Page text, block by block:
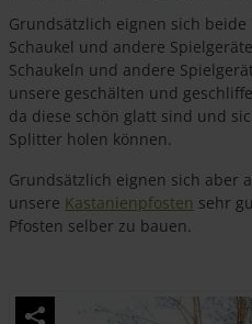
Grundsätzlich eignen sich
Schaukel und andere
Schaukeln und andere
unsere geschälten und
da diese schön glatt sind und
Splitter holen können.
Grundsätzlich eignen sich aber
unsere Kastanienpfosten sehr
Pfosten selber zu bauen.